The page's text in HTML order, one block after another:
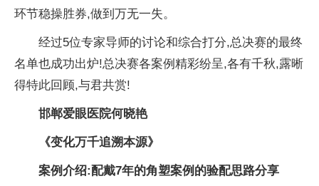
环节稳操胜券,做到万无一失。
经过5位专家导师的讨论和综合打分,总决赛的最终
名单也成功出炉!总决赛各案例精彩纷呈,各有千秋,露晰
得特此回顾,与君共赏!
邯郸爱眼医院何晓艳
《变化万千追溯本源》
案例介绍:配戴7年的角塑案例的验配思路分享